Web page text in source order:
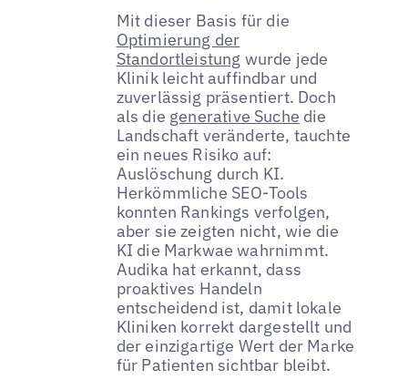
Mit dieser Basis für die
Optimierung der
Standortleistung wurde jede
Klinik leicht auffindbar und
zuverlässig präsentiert. Doch
als die generative Suche die
Landschaft veränderte, tauchte
ein neues Risiko auf:
Auslöschung durch KI.
Herkömmliche SEO-Tools
konnten Rankings verfolgen,
aber sie zeigten nicht, wie die
KI die Markwae wahrnimmt.
Audika hat erkannt, dass
proaktives Handeln
entscheidend ist, damit lokale
Kliniken korrekt dargestellt und
der einzigartige Wert der Marke
für Patienten sichtbar bleibt.